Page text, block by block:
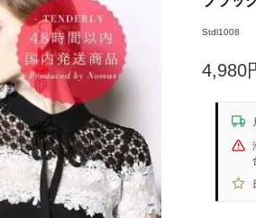
Stdl1008
4,980